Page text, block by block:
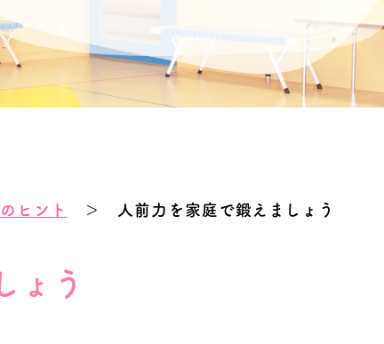
ヒント ＞ 人前力を家庭で鍛えましょう
ょう